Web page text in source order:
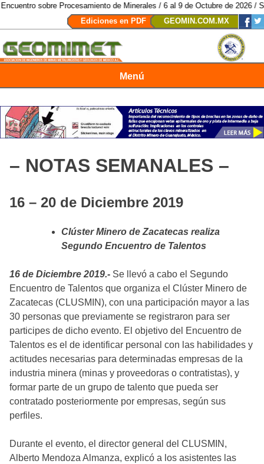
Procesamiento de Minerales / 6 al 9 de Octubre de 2026 / San Luis
Ediciones en PDF
GEOMIN.COM.MX
Menú
– NOTAS SEMANALES –
16 – 20 de Diciembre 2019
Clúster Minero de Zacatecas realiza
Segundo Encuentro de Talentos
16 de Diciembre 2019.- Se llevó a cabo el Segundo
Encuentro de Talentos que organiza el Clúster Minero de
Zacatecas (CLUSMIN), con una participación mayor a las
30 personas que previamente se registraron para ser
participes de dicho evento. El objetivo del Encuentro de
Talentos es el de identificar personal con las habilidades y
actitudes necesarias para determinadas empresas de la
industria minera (minas y proveedoras o contratistas), y
formar parte de un grupo de talento que pueda ser
contratado posteriormente por empresas, según sus
perfiles.
Durante el evento, el director general del CLUSMIN,
Alberto Mendoza Almanza, explicó a los asistentes las